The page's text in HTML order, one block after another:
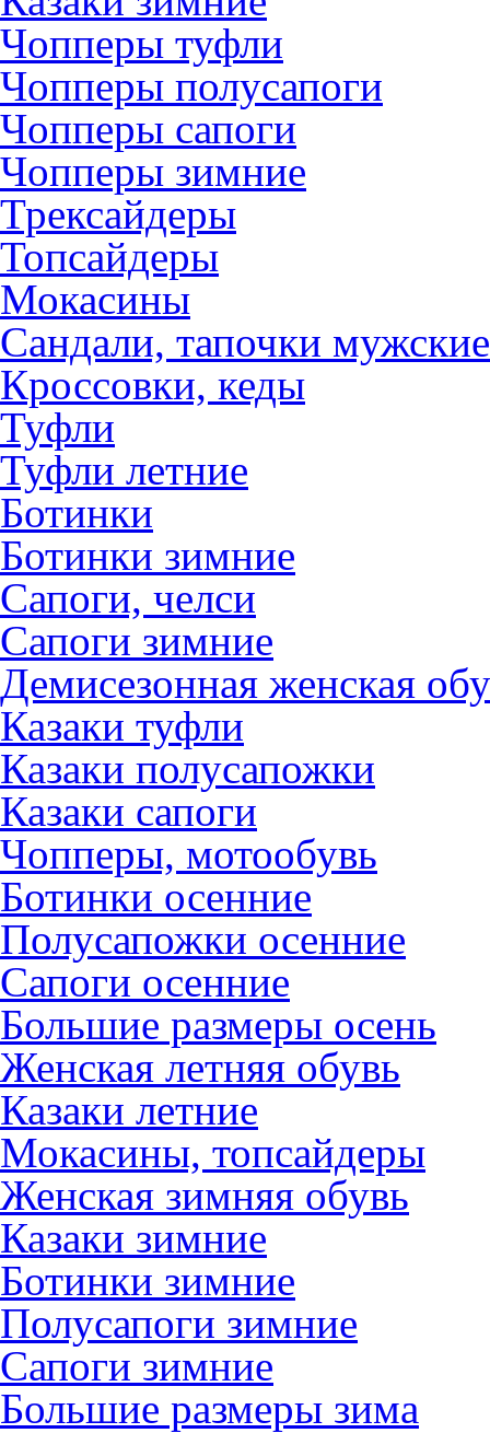
Чопперы туфли
Чопперы полусапоги
Чопперы сапоги
Чопперы зимние
Трексайдеры
Топсайдеры
Мокасины
Сандали, тапочки мужские
Кроссовки, кеды
Туфли
Туфли летние
Ботинки
Ботинки зимние
Сапоги, челси
Сапоги зимние
Демисезонная женская
Казаки туфли
Казаки полусапожки
Казаки сапоги
Чопперы, мотообувь
Ботинки осенние
Полусапожки осенние
Сапоги осенние
Большие размеры осень
Женская летняя обувь
Казаки летние
Мокасины, топсайдеры
Женская зимняя обувь
Казаки зимние
Ботинки зимние
Полусапоги зимние
Сапоги зимние
Большие размеры зима